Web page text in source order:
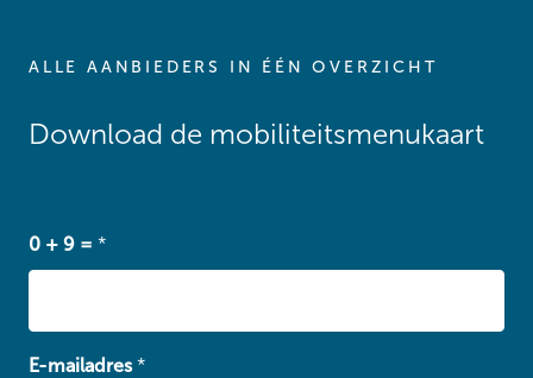
ALLE AANBIEDERS IN ÉÉN OVERZICHT
Download de mobiliteitsmenukaart
0 + 9 = *
E-mailadres*